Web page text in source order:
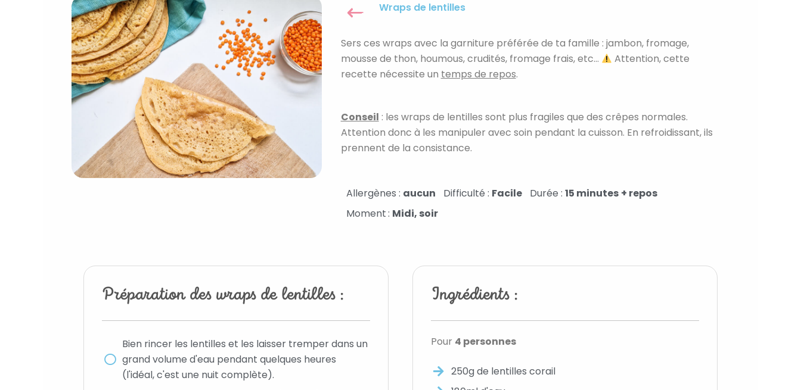
Wraps de lentilles
Sers ces wraps avec la garniture préférée de ta famille : jambon, fromage,
mousse de thon, houmous, crudités, fromage frais, etc…
Attention, cette
recette nécessite un temps de repos.
Conseil : les wraps de lentilles sont plus fragiles que des crêpes normales.
Attention donc à les manipuler avec soin pendant la cuisson. En refroidissant, ils
prennent de la consistance.
Allergènes : aucun Difficulté : Facile Durée : 15 minutes + repos
Moment: Midi, soir
Préparation des wraps de lentilles :
Bien rincer les lentilles et les laisser tremper dans un
grand volume d'eau pendant quelques heures
(l'idéal, c'est une nuit complète).
Ingrédients :
Pour 4 personnes
250g de lentilles corail